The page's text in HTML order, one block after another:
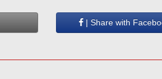
| Share with